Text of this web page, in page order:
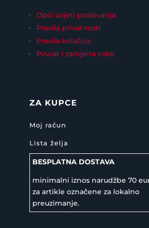
Opći uvjeti poslovanja
Pravila privatnosti
Pravila kolačića
Povrat i zamjena robe
ZA KUPCE
Moj račun
Lista želja
BESPLATNA DOSTAVA
minimalni iznos narudžbe 70
za artikle označene za lokalno
preuzimanje.